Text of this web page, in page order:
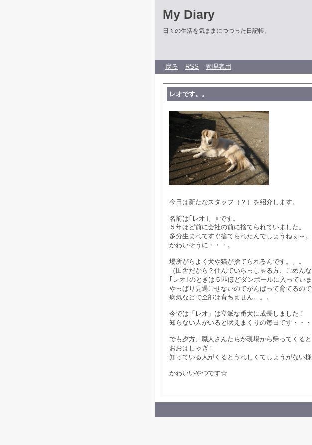
My Diary
日々の生活を気ままにつづった日記帳。
戻る RSS 管理者用
レオです。。
今日は新たなスタッフ（？）を紹介します。
名前は｢レオ｣。♀です。
５年ほど前に会社の前に捨てられていました。
多分生まれてすぐ捨てられたんでしょうねぇ～。
かわいそうに・・・。
場所がらよく犬や猫が捨てられるんです。。。
（田舎だから？住んでいらっしゃる方、ごめんな
｢レオ｣のときは５匹ほどダンボールに入っていま
やっぱり見過ごせないのでがんばって育てるので
病気などで全部は育ちません。。。
今では「レオ」は立派な番犬に成長しました！
知らない人がいると吠えまくりの毎日です・・・
でも夕方、職人さんたちが現場から帰ってくると
おおはしゃぎ！
知っている人がくるとうれしくてしょうがない様
かわいいやつです☆